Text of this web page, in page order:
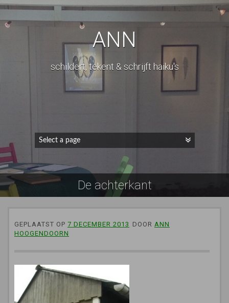
ANN
schildert, tekent & schrijft haiku's
De achterkant
GEPLAATST OP 7 DECEMBER 2013 DOOR ANN
HOOGENDOORN